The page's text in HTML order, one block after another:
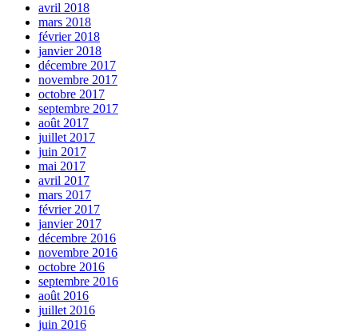
avril 2018
mars 2018
février 2018
janvier 2018
décembre 2017
novembre 2017
octobre 2017
septembre 2017
août 2017
juillet 2017
juin 2017
mai 2017
avril 2017
mars 2017
février 2017
janvier 2017
décembre 2016
novembre 2016
octobre 2016
septembre 2016
août 2016
juillet 2016
juin 2016